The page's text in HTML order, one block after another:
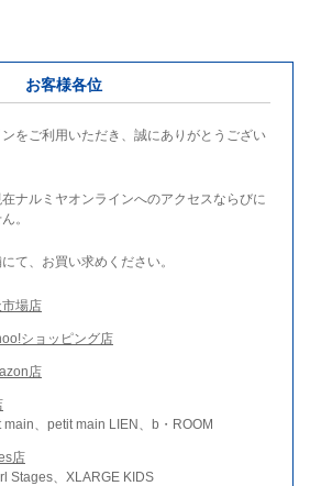
お客様各位
をご利用いただき、誠にありがとうござい
ナルミヤオンラインへのアクセスならびに
。
て、お買い求めください。
場店
ショッピング店
店
、petit main LIEN、b・ROOM
店
Stages、XLARGE KIDS